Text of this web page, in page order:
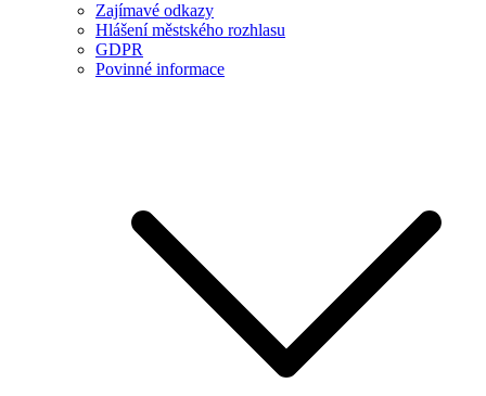
Zajímavé odkazy
Hlášení městského rozhlasu
GDPR
Povinné informace